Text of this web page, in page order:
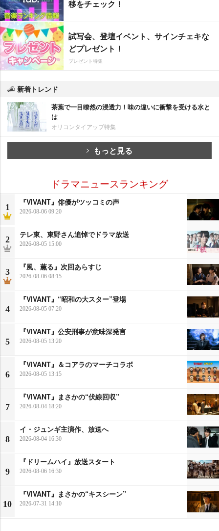
移をチェック！
試写会、登壇イベント、サインチェキな
どプレゼント！
プレゼント特集
新着トレンド
茶葉で一目瞭然の浸透力！味の違いに衝撃を受ける水と
は
オリコンタイアップ特集
もっと見る
ドラマニュースランキング
1
『VIVANT』俳優がツッコミの声
2026-08-06 09:20
2
テレ東、東野さん追悼でドラマ放送
2026-08-05 15:00
3
『風、薫る』次回あらすじ
2026-08-06 08:15
4
『VIVANT』“昭和の大スター”登場
2026-08-05 07:20
5
『VIVANT』公安刑事が意味深発言
2026-08-05 13:20
6
『VIVANT』＆コアラのマーチコラボ
2026-08-05 13:15
7
『VIVANT』まさかの“伏線回収”
2026-08-04 18:20
8
イ・ジュンギ主演作、放送へ
2026-08-04 16:30
9
『ドリームハイ』放送スタート
2026-08-06 16:30
10
『VIVANT』まさかの“キスシーン”
2026-07-31 14:10